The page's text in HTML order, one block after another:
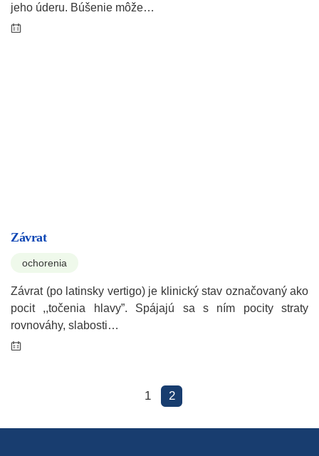
jeho úderu. Búšenie môže…
Závrat
ochorenia
Závrat (po latinsky vertigo) je klinický stav označovaný ako
pocit ,,točenia hlavy”. Spájajú sa s ním pocity straty
rovnováhy, slabosti…
1 2